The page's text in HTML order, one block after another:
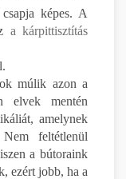
képes. A
a kárpittisztítás
múlik azon a
elvek mentén
amelynek
feltétlenül
a bútoraink
ezért jobb, ha a